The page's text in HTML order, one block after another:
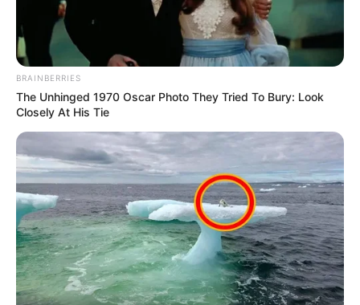
Facebook ou autre, peu importe celui qui a votre
préférence parmi les réseaux sociaux.
Partagez sur les réseaux! Merci à Vous!
BRAINBERRIES
The Unhinged 1970 Oscar Photo They Tried To Bury: Look
Closely At His Tie